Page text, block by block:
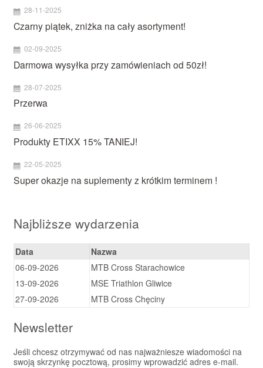
28-11-2025
Czarny piątek, zniżka na cały asortyment!
02-09-2025
Darmowa wysyłka przy zamówieniach od 50zł!
28-07-2025
Przerwa
26-06-2025
Produkty ETIXX 15% TANIEJ!
22-05-2025
Super okazje na suplementy z krótkim terminem !
Najbliższe wydarzenia
Data
Nazwa
06-09-2026
MTB Cross Starachowice
13-09-2026
MSE Triathlon Gliwice
27-09-2026
MTB Cross Chęciny
Newsletter
Jeśli chcesz otrzymywać od nas najważniesze wiadomości na
swoją skrzynkę pocztową, prosimy wprowadzić adres e-mail.